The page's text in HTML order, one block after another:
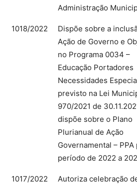
Administração
1018/2022
Dispõe sobre a
Ação de Governo e
no Programa 0034 –
Educação Portadores
Necessidades
previsto na Lei
970/2021 de
dispõe sobre o Plano
Plurianual de Ação
Governamental – PPA
período de 2022 a
1017/2022
Autoriza celebração